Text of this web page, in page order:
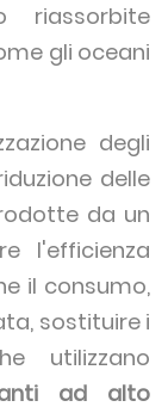
riassorbite
gli oceani
degli
delle
da un
l'efficienza
il consumo,
sostituire i
utilizzano
ad alto